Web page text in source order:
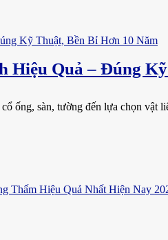
Hiệu Quả – Đúng
ống, sàn, tường đến lựa chọn vật
Thấm Hiệu Quả Nhất Hiện Nay